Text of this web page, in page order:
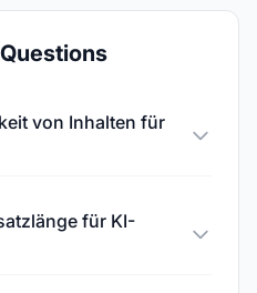
von Inhalten für
für KI-